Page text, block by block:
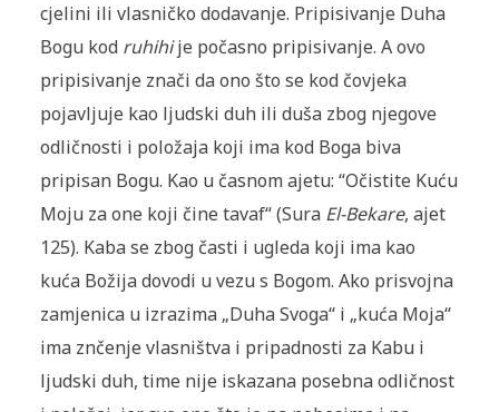
cjelini ili vlasničko dodavanje. Pripisivanje Duha
Bogu kod ruhihije počasno pripisivanje. A ovo
pripisivanje znači da ono što se kod čovjeka
pojavljuje kao ljudski duh ili duša zbog njegove
odličnosti i položaja koji ima kod Boga biva
pripisan Bogu. Kao u časnom ajetu: “Očistite Kuću
Moju za one koji čine tavaf“ (Sura El-Bekare, ajet
125). Kaba se zbog časti i ugleda koji ima kao
kuća Božija dovodi u vezu s Bogom. Ako prisvojna
zamjenica u izrazima „Duha Svoga“ i „kuća Moja“
ima znčenje vlasništva i pripadnosti za Kabu i
ljudski duh, time nije iskazana posebna odličnost